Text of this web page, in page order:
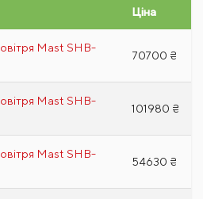
Ціна
Mast SHB-
70700 ₴
Mast SHB-
101980 ₴
Mast SHB-
54630 ₴